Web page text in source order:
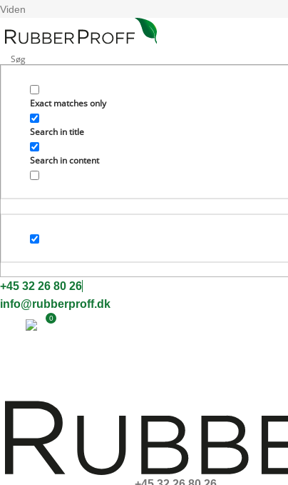
Viden
Exact matches only
Search in title
Search in content
+45 32 26 80 26
info@rubberproff.dk
0